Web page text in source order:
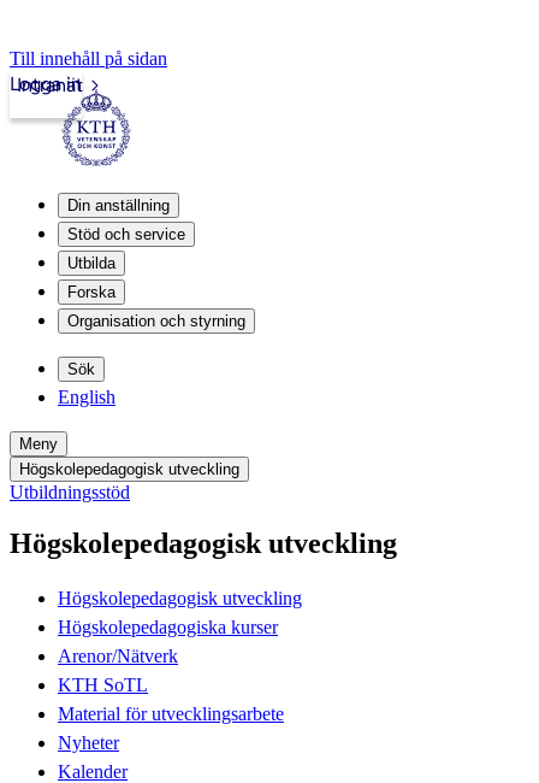
Till innehåll på sidan
Intranät
Logga in
Din anställning
Stöd och service
Utbilda
Forska
Organisation och styrning
Sök
English
Meny
Högskolepedagogisk utveckling
Utbildningsstöd
Högskolepedagogisk utveckling
Högskolepedagogisk utveckling
Högskolepedagogiska kurser
Arenor/Nätverk
KTH SoTL
Material för utvecklingsarbete
Nyheter
Kalender